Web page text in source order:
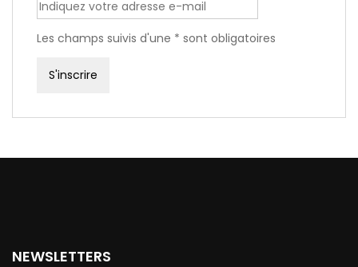
Les champs suivis d'une * sont obligatoires
NEWSLETTERS